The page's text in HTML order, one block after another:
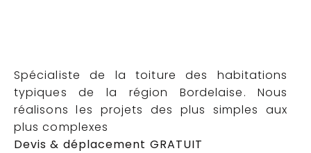
Spécialiste de la toiture des habitations
typiques de la région Bordelaise. Nous
réalisons les projets des plus simples aux
plus complexes
Devis & déplacement GRATUIT